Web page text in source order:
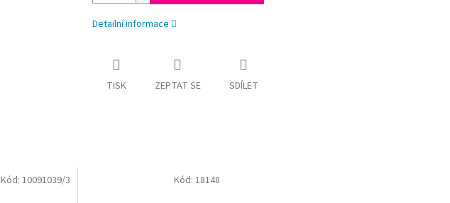
Detailní informace
TISK ZEPTAT SE SDÍLET
Kód: 10091039/3 Kód:18148